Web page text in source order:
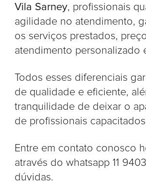
Vila Sarney, profissionais
agilidade no atendimento,
os serviços prestados,
atendimento personalizado
Todos esses diferenciais
de qualidade e eficiente,
tranquilidade de deixar o
de profissionais
Entre em contato conosco
através do whatsapp 11
dúvidas.